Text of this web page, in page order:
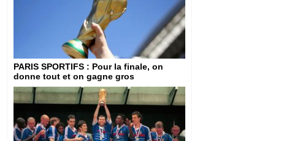
PARIS SPORTIFS : Pour la finale, on
donne tout et on gagne gros